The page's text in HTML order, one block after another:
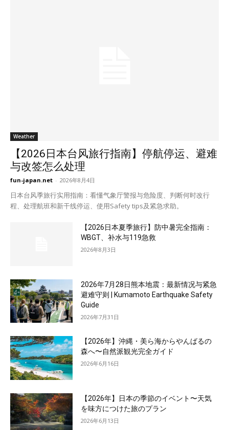
Weather
【2026日本台风旅行指南】停航停运、避难
与改签怎么处理
fun-japan.net - 2026年8月4日
日本台风季旅行实用指南：看懂气象厅警报与危险度、判断何时改行
程、处理航班和新干线停运、使用Safety tips及紧急求助。
【2026日本夏季旅行】防中暑完全指南：
WBGT、补水与119急救
2026年8月3日
2026年7月28日熊本地震：最新情况与紧急
避难守则 | Kumamoto Earthquake Safety
Guide
2026年7月31日
【2026年】沖縄・美ら海からやんばるの
森へ〜自然派観光完全ガイド
2026年6月16日
【2026年】日本の季節のイベント〜天気
を味方につけた旅のプラン
2026年6月13日